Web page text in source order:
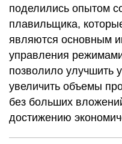
поделились опытом
плавильщика,
являются основным
управления
позволило улучшить
увеличить объемы
без больших
достижению